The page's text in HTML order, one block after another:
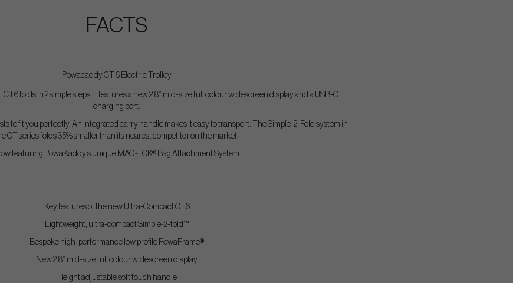
FACTS
Powacaddy CT 6 Electric Trolley
CT6 folds in 2 simple steps. It features a new 2.8” mid-size full colour widescreen display and a USB-C
charging port.
to fit you perfectly. An integrated carry handle makes it easy to transport. The Simple-2-Fold system in
CT series folds 35% smaller than its nearest competitor on the market.
featuring PowaKaddy’s unique MAG-LOK® Bag Attachment System
Key features of the new Ultra-Compact CT6
Lightweight, ultra-compact Simple-2-fold™
Bespoke high-performance low profile PowaFrame®
New 2.8” mid-size full colour widescreen display
Height adjustable soft touch handle